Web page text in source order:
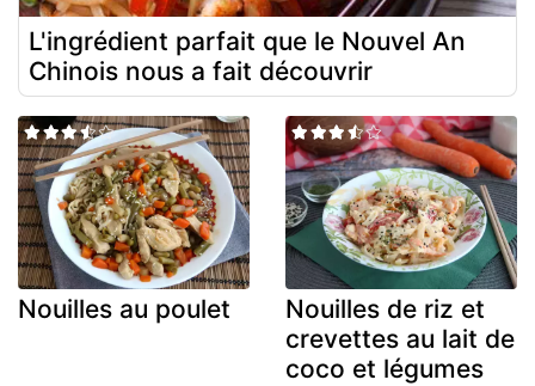
L'ingrédient parfait que le Nouvel An
Chinois nous a fait découvrir
Nouilles au poulet
Nouilles de riz et
crevettes au lait de
coco et légumes